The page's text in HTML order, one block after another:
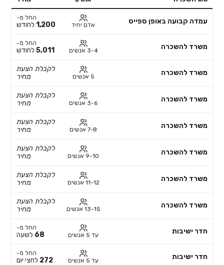
עמדה קבועה באופן ספייס אדם יחיד
החל מ-
1,200 לחודש
משרד להשכרה 3-4 אנשים
החל מ-
5,011 לחודש
משרד להשכרה 5 אנשים
לקבלת הצעת
מחיר
משרד להשכרה 3-6 אנשים
לקבלת הצעת
מחיר
משרד להשכרה 7-8 אנשים
לקבלת הצעת
מחיר
משרד להשכרה 9-10 אנשים
לקבלת הצעת
מחיר
משרד להשכרה 11-12 אנשים
לקבלת הצעת
מחיר
משרד להשכרה 13-15 אנשים
לקבלת הצעת
מחיר
חדר ישיבות עד 5 אנשים
החל מ-
68 לשעה
חדר ישיבות עד 5 אנשים
החל מ-
272 לחצי יום